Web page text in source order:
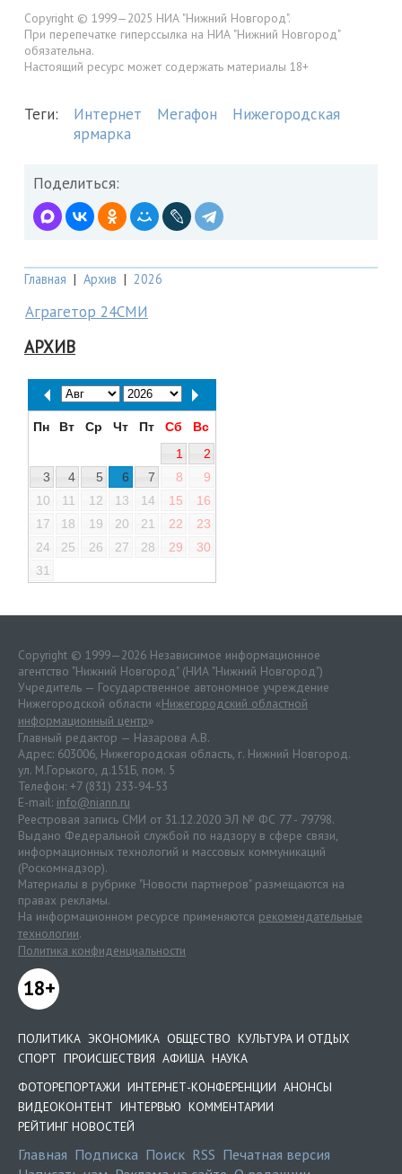
Copyright © 1999—2025 НИА "Нижний Новгород".
При перепечатке гиперссылка на НИА "Нижний Новгород"
обязательна.
Настоящий ресурс может содержать материалы 18+
Теги: Интернет Мегафон
Нижегородская
ярмарка
Поделиться:
Главная | Архив | 2026
Аграгетор 24СМИ
АРХИВ
Пн Вт Ср Чт Пт Сб
Вс
1
2
3
4 5 6 7 8
9
10
11 12 13 14 15
16
17
18 19 20 21 22
23
24
25 26 27 28 29
30
31
Copyright © 1999—2026 Независимое информационное
агентство "Нижний Новгород" (НИА "Нижний Новгород")
Учредитель — Государственное автономное учреждение
Нижегородской области «Нижегородский областной
информационный центр»
Главный редактор — Назарова А.В.
Адрес: 603006, Нижегородская область, г. Нижний Новгород.
ул. М.Горького, д.151Б, пом. 5
Телефон: +7 (831) 233-94-53
E-mail: info@niann.ru
Реестровая запись СМИ от 31.12.2020 ЭЛ № ФС 77 - 79798.
Выдано Федеральной службой по надзору в сфере связи,
информационных технологий и массовых коммуникаций
(Роскомнадзор).
Материалы в рубрике "Новости партнеров" размещаются на
правах рекламы.
На информационном ресурсе применяются рекомендательные
технологии.
Политика конфиденциальности
18+
ПОЛИТИКА ЭКОНОМИКА ОБЩЕСТВО КУЛЬТУРА И ОТДЫХ
СПОРТ ПРОИСШЕСТВИЯ АФИША НАУКА
ФОТОРЕПОРТАЖИ ИНТЕРНЕТ-КОНФЕРЕНЦИИ АНОНСЫ
ВИДЕОКОНТЕНТ ИНТЕРВЬЮ КОММЕНТАРИИ
РЕЙТИНГ НОВОСТЕЙ
Главная Подписка Поиск RSS Печатная версия